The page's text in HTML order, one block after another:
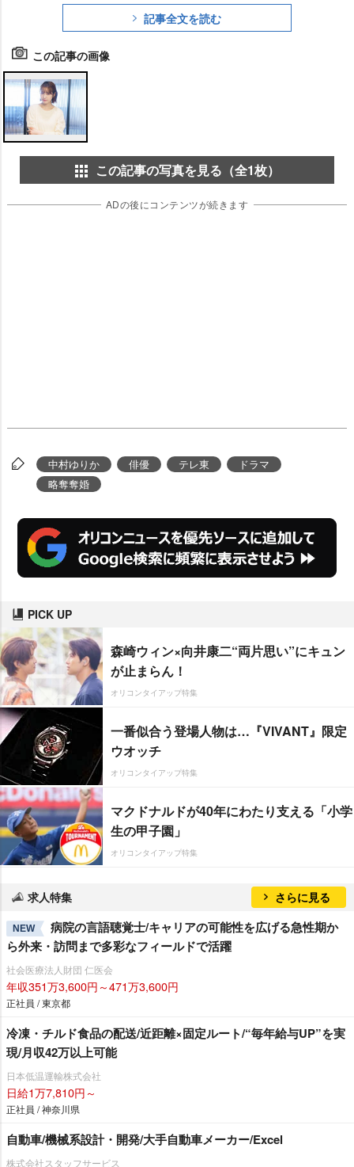
記事全文を読む
この記事の画像
この記事の写真を見る（全1枚）
ADの後にコンテンツが続きます
中村ゆりか 俳優 テレ東
ドラマ
略奪奪婚
PICK UP
森崎ウィン×向井康二“両片思い”にキュン
が止まらん！
オリコンタイアップ特集
一番似合う登場人物は…『VIVANT』限定
ウオッチ
オリコンタイアップ特集
マクドナルドが40年にわたり支える「小学
生の甲子園」
オリコンタイアップ特集
求人特集 さらに見る
NEW
病院の言語聴覚士/キャリアの可能性を広げる急性期か
ら外来・訪問まで多彩なフィールドで活躍
社会医療法人財団 仁医会
年収351万3,600円～471万3,600円
正社員 / 東京都
冷凍・チルド食品の配送/近距離×固定ルート/“毎年給与UP”を実
現/月収42万以上可能
日本低温運輸株式会社
日給1万7,810円～
正社員 / 神奈川県
自動車/機械系設計・開発/大手自動車メーカー/Excel
株式会社スタッフサービス